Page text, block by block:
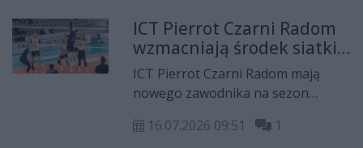
lipca we Wrześni, a jego zwycięzcy
wywalczą awans do europejskich
rozgrywek.
ICT Pierrot Czarni Radom
wzmacniają środek siatki.
Ernest Kaciczak nowym
zawodnikiem
ICT Pierrot Czarni Radom mają
nowego zawodnika na sezon
zespołu dołączył Ernest Kaciczak,
16.07.2026 09:51 1